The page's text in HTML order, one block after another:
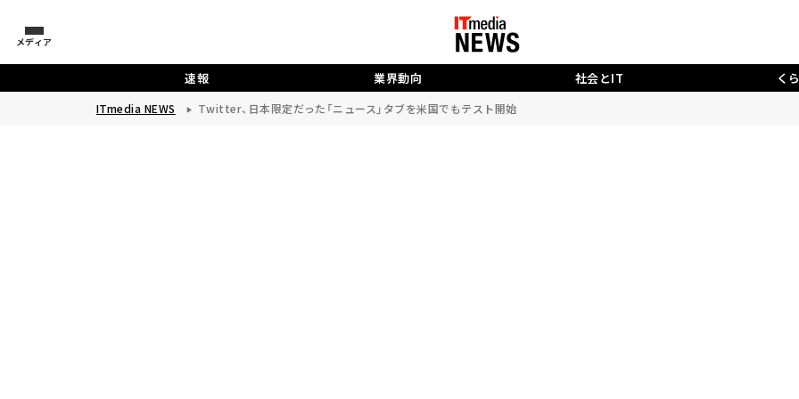
メディア
速報 業界動向 社会とIT く
ITmedia NEWS Twitter、日本限定だった「ニュース」タブを米国でもテスト開始